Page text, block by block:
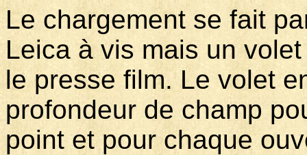
Le chargement se fait
Leica à vis mais un
le presse film. Le volet
profondeur de champ
point et pour chaque